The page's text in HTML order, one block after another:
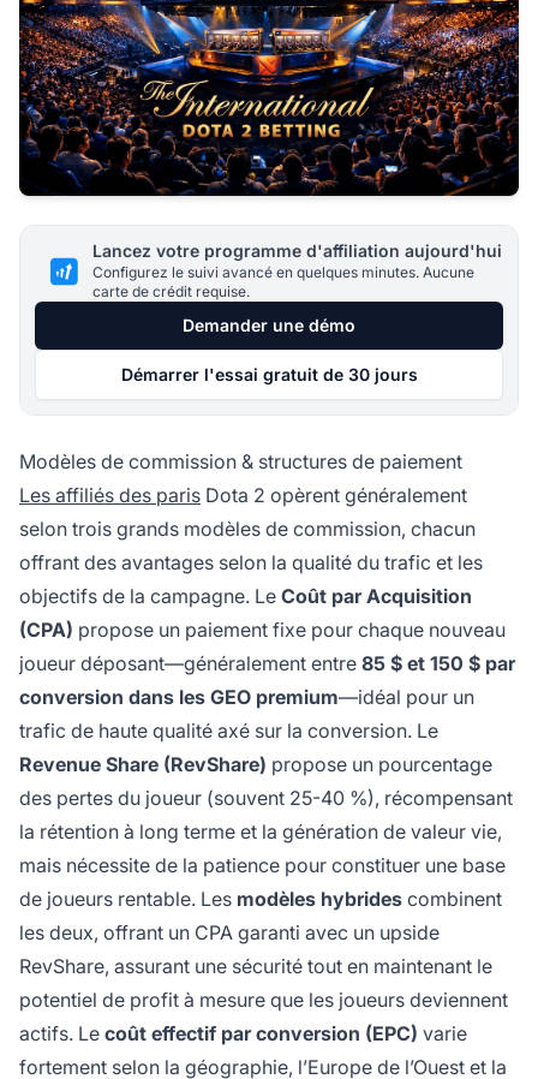
Lancez votre programme d'affiliation aujourd'hui
Configurez le suivi avancé en quelques minutes. Aucune
carte de crédit requise.
Demander une démo
Démarrer l'essai gratuit de 30 jours
Modèles de commission & structures de paiement
Les affiliés des paris Dota 2 opèrent généralement
selon trois grands modèles de commission, chacun
offrant des avantages selon la qualité du trafic et les
objectifs de la campagne. Le Coût par Acquisition
(CPA) propose un paiement fixe pour chaque nouveau
joueur déposant—généralement entre 85 $ et 150 $ par
conversion dans les GEO premium—idéal pour un
trafic de haute qualité axé sur la conversion. Le
Revenue Share (RevShare) propose un pourcentage
des pertes du joueur (souvent 25-40 %), récompensant
la rétention à long terme et la génération de valeur vie,
mais nécessite de la patience pour constituer une base
de joueurs rentable. Les modèles hybrides combinent
les deux, offrant un CPA garanti avec un upside
RevShare, assurant une sécurité tout en maintenant le
potentiel de profit à mesure que les joueurs deviennent
actifs. Le coût effectif par conversion (EPC) varie
fortement selon la géographie, l’Europe de l’Ouest et la